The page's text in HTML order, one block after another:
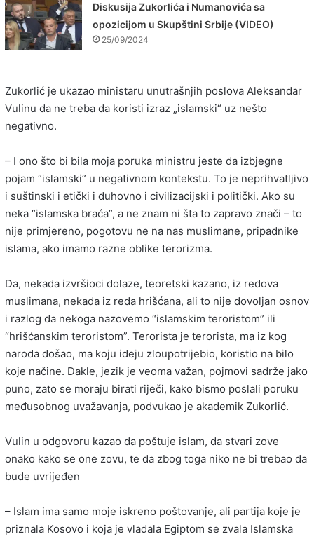
Diskusija Zukorlića i Numanovića sa
opozicijom u Skupštini Srbije (VIDEO)
25/09/2024
Zukorlić je ukazao ministaru unutrašnjih poslova Aleksandar
Vulinu da ne treba da koristi izraz „islamski“ uz nešto
negativno.
– I ono što bi bila moja poruka ministru jeste da izbjegne
pojam “islamski” u negativnom kontekstu. To je neprihvatljivo
i suštinski i etički i duhovno i civilizacijski i politički. Ako su
neka “islamska braća”, a ne znam ni šta to zapravo znači – to
nije primjereno, pogotovu ne na nas muslimane, pripadnike
islama, ako imamo razne oblike terorizma.
Da, nekada izvršioci dolaze, teoretski kazano, iz redova
muslimana, nekada iz reda hrišćana, ali to nije dovoljan osnov
i razlog da nekoga nazovemo “islamskim teroristom” ili
“hrišćanskim teroristom”. Terorista je terorista, ma iz kog
naroda došao, ma koju ideju zloupotrijebio, koristio na bilo
koje načine. Dakle, jezik je veoma važan, pojmovi sadrže jako
puno, zato se moraju birati riječi, kako bismo poslali poruku
međusobnog uvažavanja, podvukao je akademik Zukorlić.
Vulin u odgovoru kazao da poštuje islam, da stvari zove
onako kako se one zovu, te da zbog toga niko ne bi trebao da
bude uvrijeđen
– Islam ima samo moje iskreno poštovanje, ali partija koje je
priznala Kosovo i koja je vladala Egiptom se zvala Islamska